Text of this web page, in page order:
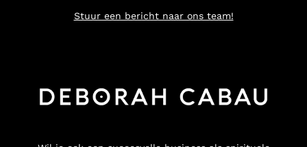
Stuur een bericht naar ons team!